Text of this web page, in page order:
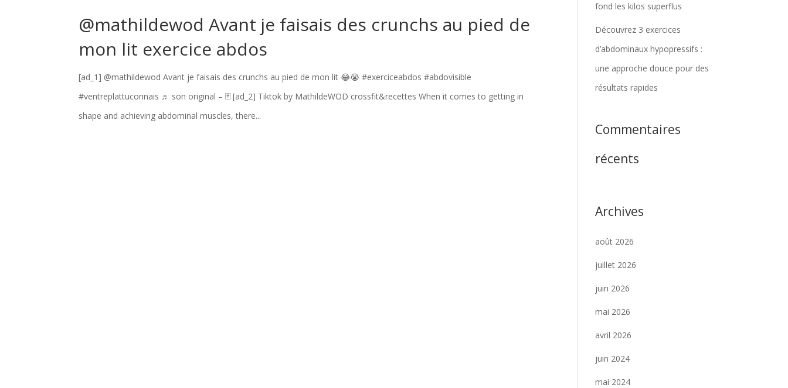
@mathildewod Avant je faisais des crunchs au pied de
mon lit exercice abdos
[ad_1] @mathildewod Avant je faisais des crunchs au pied de mon lit 😂😭 #exerciceabdos #abdovisible
#ventreplattuconnais ♬ son original – 🃏 [ad_2] Tiktok by MathildeWOD crossfit&recettes When it comes to getting in
shape and achieving abdominal muscles, there...
fond les kilos superflus
Découvrez 3 exercices
d’abdominaux hypopressifs :
une approche douce pour des
résultats rapides
Commentaires
récents
Archives
août 2026
juillet 2026
juin 2026
mai 2026
avril 2026
juin 2024
mai 2024